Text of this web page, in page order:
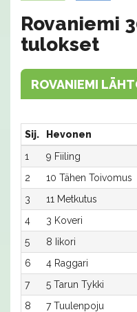
Rovaniemi
tulokset
ROVANIEMI
Sij. Hevonen
1
9 Fiiling
2
10 Tähen Toivomus
3
11 Metkutus
4
3 Koveri
5
8 Iikori
6
4 Raggari
7
5 Tarun Tykki
8
7 Tuulenpoju